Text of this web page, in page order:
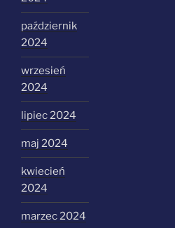
październik
2024
wrzesień
2024
lipiec 2024
maj 2024
kwiecień
2024
marzec 2024